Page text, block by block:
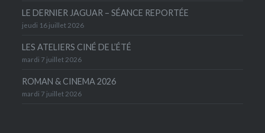
LE DERNIER JAGUAR – SÉANCE REPORTÉE
jeudi 16 juillet 2026
LES ATELIERS CINÉ DE L’ÉTÉ
mardi 7 juillet 2026
ROMAN & CINEMA 2026
mardi 7 juillet 2026